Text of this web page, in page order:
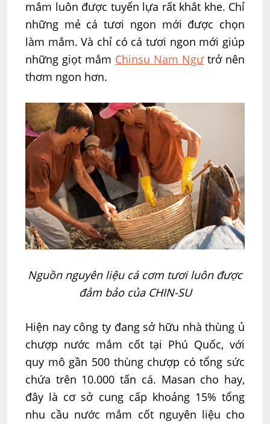
mắm luôn được tuyển lựa rất khắt khe. Chỉ
những mẻ cá tươi ngon mới được chọn
làm mắm. Và chỉ có cá tươi ngon mới giúp
những giọt mắm Chinsu Nam Ngưtrở nên
thơm ngon hơn.
Nguồn nguyên liệu cá cơm tươi luôn được
đảm bảo của CHIN-SU
Hiện nay công ty đang sở hữu nhà thùng ủ
chượp nước mắm cốt tại Phú Quốc, với
quy mô gần 500 thùng chượp có tổng sức
chứa trên 10.000 tấn cá. Masan cho hay,
đây là cơ sở cung cấp khoảng 15% tổng
nhu cầu nước mắm cốt nguyên liệu cho